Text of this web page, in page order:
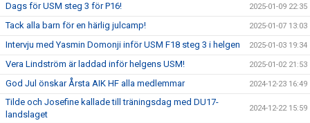
Dags för USM steg 3 för P16! 2025-01-09 22:35
Tack alla barn för en härlig julcamp! 2025-01-07 13:03
Intervju med Yasmin Domonji inför USM F18 steg 3 i helgen 2025-01-03 19:34
Vera Lindström är laddad inför helgens USM! 2025-01-02 21:53
God Jul önskar Årsta AIK HF alla medlemmar 2024-12-23 16:49
Tilde och Josefine kallade till träningsdag med DU17-
landslaget
2024-12-22 15:59